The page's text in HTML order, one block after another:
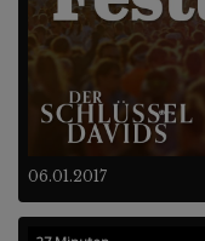
06.01.2017